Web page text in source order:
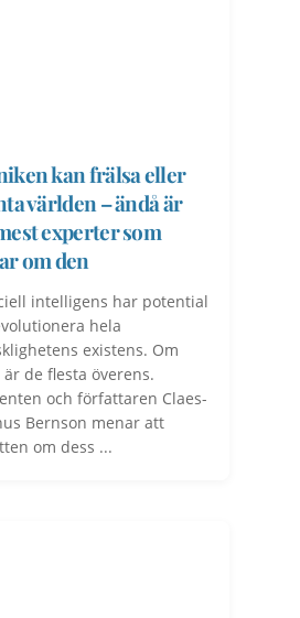
kan frälsa eller
världen – ändå är
experter som
om den
intelligens har potential
hela
existens. Om
de flesta överens.
och författaren Claes-
Bernson menar att
om dess ...